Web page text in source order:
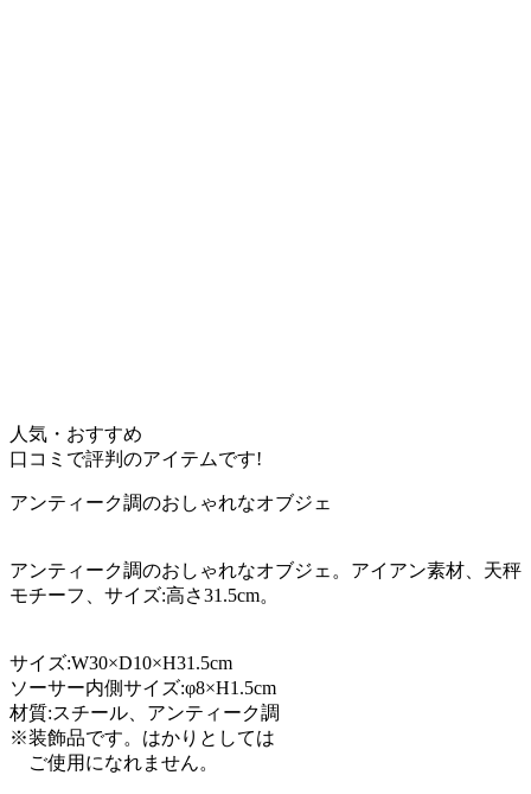
人気・おすすめ
口コミで評判のアイテムです!
アンティーク調のおしゃれなオブジェ
アンティーク調のおしゃれなオブジェ。アイアン素材、天秤
モチーフ、サイズ:高さ31.5cm。
サイズ:W30×D10×H31.5cm
ソーサー内側サイズ:φ8×H1.5cm
材質:スチール、アンティーク調
※装飾品です。はかりとしては
ご使用になれません。